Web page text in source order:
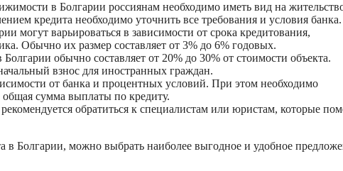
в Болгарии россиянам необходимо иметь вид на
кредита необходимо уточнить все требования и условия банка.
могут варьироваться в зависимости от срока кредитования,
Обычно их размер составляет от 3% до 6% годовых.
обычно составляет от 20% до 30% от стоимости объекта.
взнос для иностранных граждан.
от банка и процентных условий. При этом необходимо
сумма выплаты по кредиту.
обратиться к специалистам или юристам, которые
в Болгарии, можно выбрать наиболее выгодное и удобное